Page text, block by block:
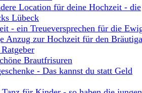
Location für deine Hochzeit - die
Lübeck
- ein Treueversprechen für die
Anzug zur Hochzeit für den
Brautfrisuren
- Das kannst du statt Geld